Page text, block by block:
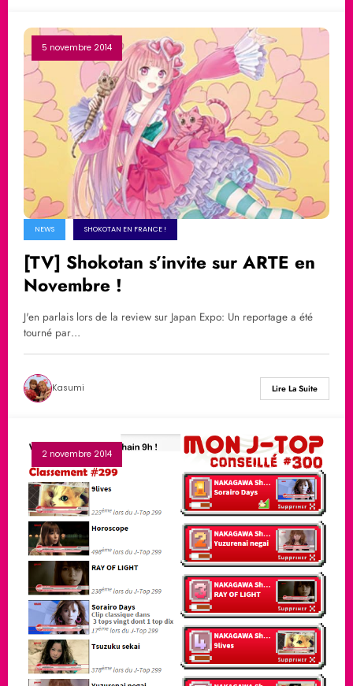
5 novembre 2014
NEWS SHOKOTAN EN FRANCE !
[TV] Shokotan s’invite sur ARTE en
Novembre !
J'en parlais lors de la review sur Japan Expo: Un reportage a été
tourné par…
Kasumi Lire La Suite
2 novembre 2014